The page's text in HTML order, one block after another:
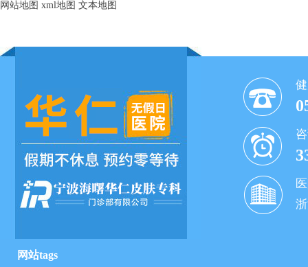
网站地图 xml地图 文本地图
网站tags